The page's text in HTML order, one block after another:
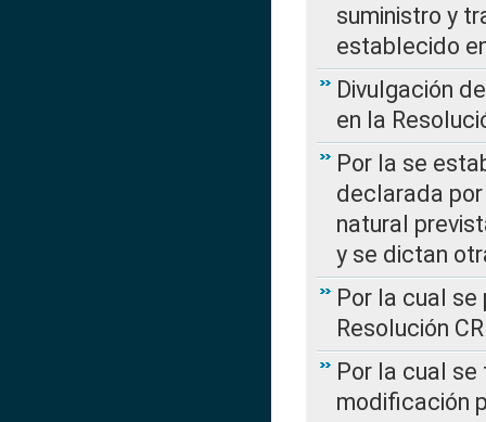
suministro y
establecido
Divulgación
en la
Por la se
declarada
natural
y se dictan
Por la cual
Resolución
Por la cual
modificación